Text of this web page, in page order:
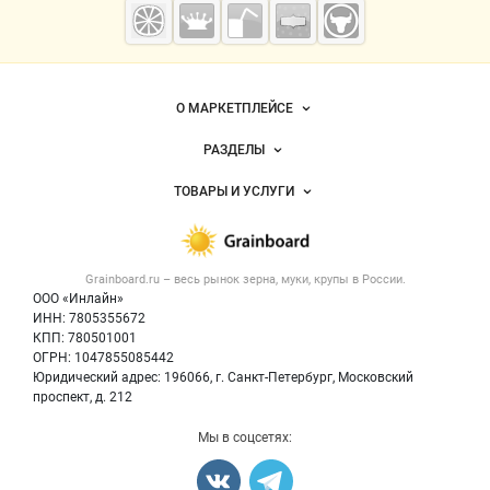
— зерно и
мука
Grainboard.ru – весь рынок зерна, муки, крупы в России.
ООО «Инлайн»
ИНН: 7805355672
КПП: 780501001
ОГРН: 1047855085442
Юридический адрес: 196066, г. Санкт-Петербург, Московский
проспект, д. 212
О МАРКЕТПЛЕЙСЕ
Новости Grainboard.ru
Размещение рекламы
Публичная оферта
Контактная информация
Политика обработки персональных данных
РАЗДЕЛЫ
Объявления
Новости рынка
ТОВАРЫ И УСЛУГИ
Крупы
Мука
Мы в соцсетях: